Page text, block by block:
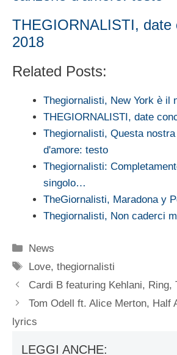
THEGIORNALISTI, date
2018
Related Posts:
Thegiornalisti, New York è il
THEGIORNALISTI, date
Thegiornalisti, Questa
d'amore: testo
Thegiornalisti:
singolo…
TheGiornalisti, Maradona y
Thegiornalisti, Non caderci
Categorie
News
Tag
Love,thegiornalisti
Cardi B featuring Kehlani, Ring,
Tom Odell ft. Alice Merton, Half
lyrics
LEGGI ANCHE: